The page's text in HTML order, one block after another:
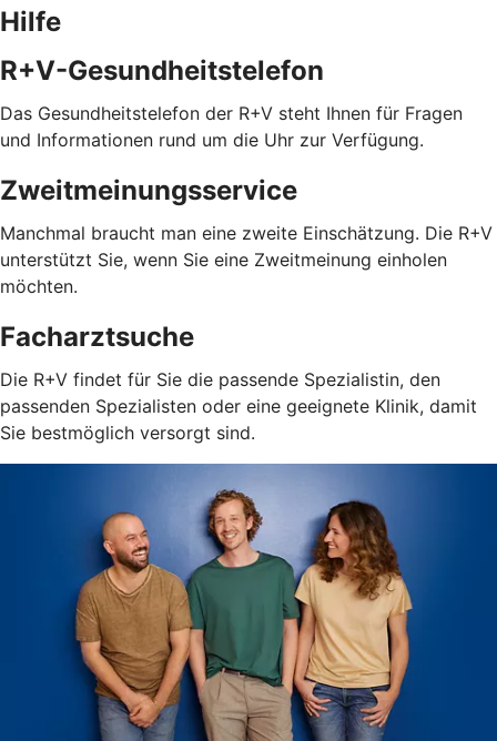
Hilfe
R+V-Gesundheitstelefon
Das Gesundheitstelefon der R+V steht Ihnen für Fragen
und Informationen rund um die Uhr zur Verfügung.
Zweitmeinungsservice
Manchmal braucht man eine zweite Einschätzung. Die R+V
unterstützt Sie, wenn Sie eine Zweitmeinung einholen
möchten.
Facharztsuche
Die R+V findet für Sie die passende Spezialistin, den
passenden Spezialisten oder eine geeignete Klinik, damit
Sie bestmöglich versorgt sind.